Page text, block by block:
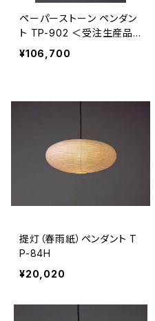
ペーパーストーン ペンダン
ト TP-902 ＜受注生産品
＞
¥106,700
提灯（春雨紙）ペンダント T
P-84H
¥20,020